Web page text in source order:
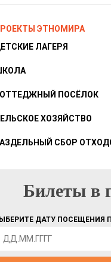
ЭТНОМИРА
ЛАГЕРЯ
ПОСЁЛОК
ХОЗЯЙСТВО
СБОР
БИЛЕТЫ В
Билеты в
ДАТУ ПОСЕЩЕНИЯ